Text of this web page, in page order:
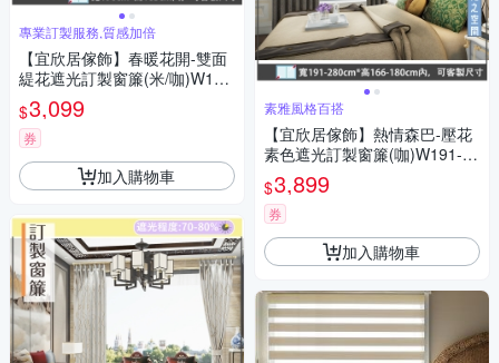
專業訂製服務,質感加倍
【宜欣居傢飾】春暖花開-雙面
緹花遮光訂製窗簾(米/咖)W190
*H165cm以內/台灣製
$3,099
券
加入購物車
素雅風格百搭
【宜欣居傢飾】熱情森巴-壓花
素色遮光訂製窗簾(咖)W191-28
0*H166-180cm以內*2片
$3,899
券
加入購物車